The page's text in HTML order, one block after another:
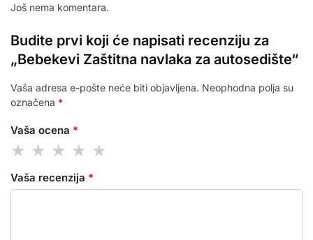
Još nema komentara.
Budite prvi koji će napisati recenziju za
„Bebekevi Zaštitna navlaka za autosedište“
Vaša adresa e-pošte neće biti objavljena. Neophodna polja su
označena *
Vaša ocena *
Vaša recenzija *